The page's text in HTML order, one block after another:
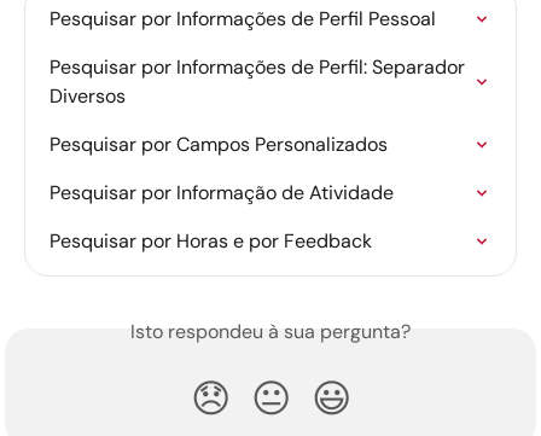
Pesquisar por Informações de Perfil Pessoal
Pesquisar por Informações de Perfil: Separador
Diversos
Pesquisar por Campos Personalizados
Pesquisar por Informação de Atividade
Pesquisar por Horas e por Feedback
Isto respondeu à sua pergunta?
😞 😐 😃